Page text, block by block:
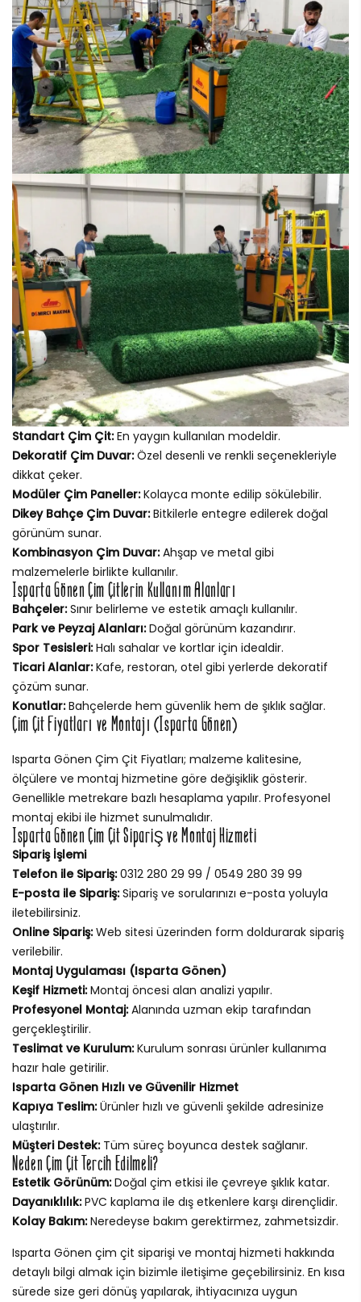
Standart Çim Çit:En yaygın kullanılan modeldir.
Dekoratif Çim Duvar:Özel desenli ve renkli seçenekleriyle
dikkat çeker.
Modüler Çim Paneller:Kolayca monte edilip sökülebilir.
Dikey Bahçe Çim Duvar:Bitkilerle entegre edilerek doğal
görünüm sunar.
Kombinasyon Çim Duvar:Ahşap ve metal gibi
malzemelerle birlikte kullanılır.
Isparta Gönen Çim Çitlerin Kullanım Alanları
Bahçeler:Sınır belirleme ve estetik amaçlı kullanılır.
Park ve Peyzaj Alanları:Doğal görünüm kazandırır.
Spor Tesisleri:Halı sahalar ve kortlar için idealdir.
Ticari Alanlar:Kafe, restoran, otel gibi yerlerde dekoratif
çözüm sunar.
Konutlar:Bahçelerde hem güvenlik hem de şıklık sağlar.
Çim Çit Fiyatları ve Montajı (Isparta Gönen)
Isparta Gönen Çim Çit Fiyatları; malzeme kalitesine,
ölçülere ve montaj hizmetine göre değişiklik gösterir.
Genellikle metrekare bazlı hesaplama yapılır. Profesyonel
montaj ekibi ile hizmet sunulmalıdır.
Isparta Gönen Çim Çit Sipariş ve Montaj Hizmeti
Sipariş İşlemi
Telefon ile Sipariş:0312 280 29 99 / 0549 280 39 99
E-posta ile Sipariş:Sipariş ve sorularınızı e-posta yoluyla
iletebilirsiniz.
Online Sipariş:Web sitesi üzerinden form doldurarak sipariş
verilebilir.
Montaj Uygulaması (Isparta Gönen)
Keşif Hizmeti:Montaj öncesi alan analizi yapılır.
Profesyonel Montaj:Alanında uzman ekip tarafından
gerçekleştirilir.
Teslimat ve Kurulum:Kurulum sonrası ürünler kullanıma
hazır hale getirilir.
Isparta Gönen Hızlı ve Güvenilir Hizmet
Kapıya Teslim:Ürünler hızlı ve güvenli şekilde adresinize
ulaştırılır.
Müşteri Destek:Tüm süreç boyunca destek sağlanır.
Neden Çim Çit Tercih Edilmeli?
Estetik Görünüm:Doğal çim etkisi ile çevreye şıklık katar.
Dayanıklılık:PVC kaplama ile dış etkenlere karşı dirençlidir.
Kolay Bakım:Neredeyse bakım gerektirmez, zahmetsizdir.
Isparta Gönen çim çit siparişi ve montaj hizmeti hakkında
detaylı bilgi almak için bizimle iletişime geçebilirsiniz. En kısa
sürede size geri dönüş yapılarak, ihtiyacınıza uygun